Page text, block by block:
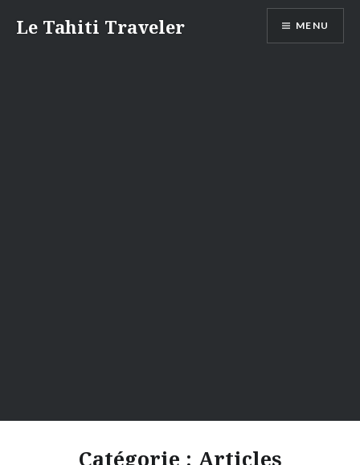
Le Tahiti Traveler MENU
Catégorie : Articles